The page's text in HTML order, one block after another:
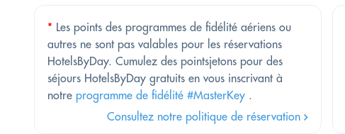
* Les points des programmes de fidélité aériens ou
autres ne sont pas valables pour les réservations
HotelsByDay. Cumulez des pointsjetons pour des
séjours HotelsByDay gratuits en vous inscrivant à
notre programme de fidélité #MasterKey .
Consultez notre politique de réservation